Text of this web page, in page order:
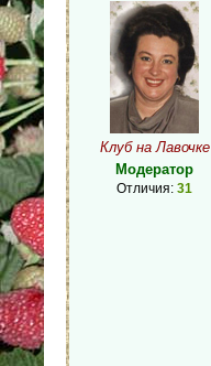
Клуб на Лавочке
Модератор
Отличия: 31